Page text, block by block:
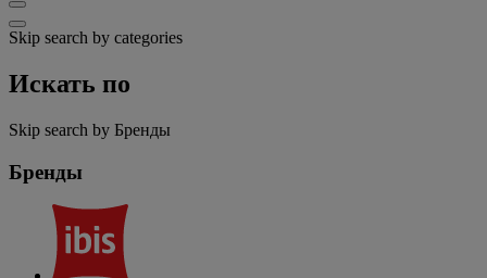
Skip search by categories
Искать по
Skip search by Бренды
Бренды